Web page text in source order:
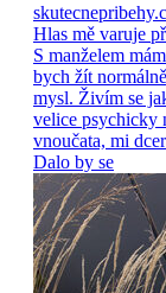
Hlas mě varuje
S manželem
bych žít
mysl. Živím se
velice psychicky
vnoučata, mi
Dalo by se